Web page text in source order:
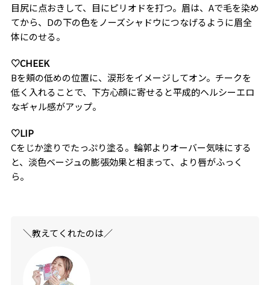
目尻に点おきして、目にピリオドを打つ。眉は、Aで毛を染め
てから、Dの下の色をノーズシャドウにつなげるように眉全
体にのせる。
♡CHEEK
Bを頬の低めの位置に、涙形をイメージしてオン。チークを
低く入れることで、下方心顔に寄せると平成的ヘルシーエロ
なギャル感がアップ。
♡LIP
Cをじか塗りでたっぷり塗る。輪郭よりオーバー気味にする
と、淡色ベージュの膨張効果と相まって、より唇がふっく
ら。
＼教えてくれたのは／